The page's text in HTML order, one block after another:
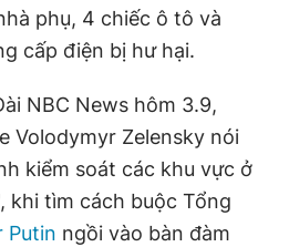
phụ, 4 chiếc ô tô và
cấp điện bị hư hại.
NBC News hôm 3.9,
Volodymyr Zelensky nói
kiểm soát các khu vực ở
khi tìm cách buộc Tổng
Putin ngồi vào bàn đàm